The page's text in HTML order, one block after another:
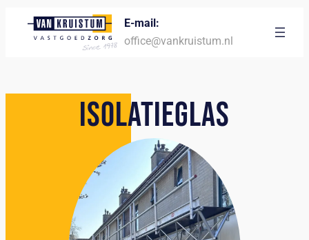
E-mail:
office@vankruistum.nl
ISOLATIEGLAS